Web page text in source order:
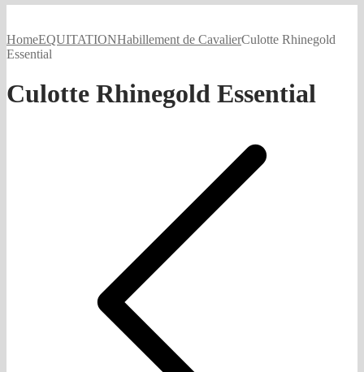
HomeEQUITATIONHabillement de CavalierCulotte Rhinegold
Essential
Culotte Rhinegold Essential